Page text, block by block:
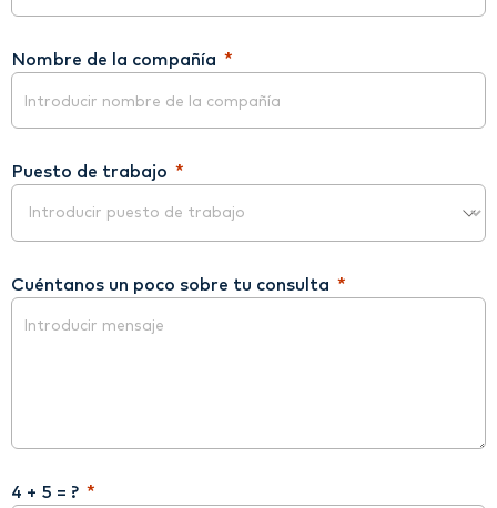
Nombre de la compañía
Puesto de trabajo
Cuéntanos un poco sobre tu consulta
4 + 5 = ?